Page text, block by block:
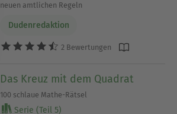
neuen amtlichen Regeln
Dudenredaktion
2 Bewertungen
Das Kreuz mit dem Quadrat
100 schlaue Mathe-Rätsel
Serie (Teil 5)